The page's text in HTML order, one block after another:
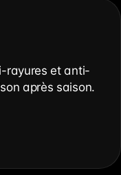
rayures et anti-
après saison.